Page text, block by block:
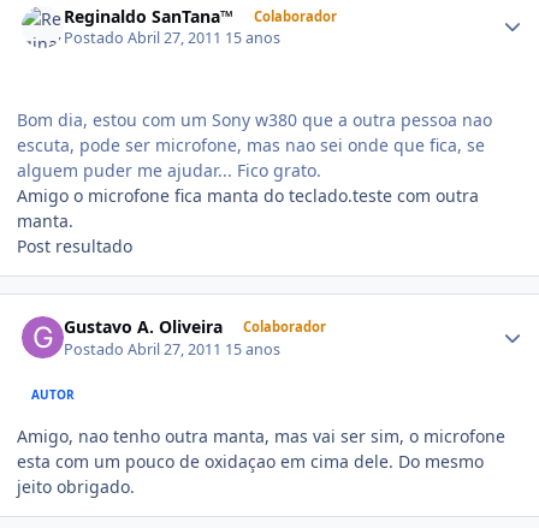
Reginaldo SanTana™ Colaborador
PostadoAbril 27, 2011 15 anos
Bom dia, estou com um Sony w380 que a outra pessoa nao
escuta, pode ser microfone, mas nao sei onde que fica, se
alguem puder me ajudar... Fico grato.
Amigo o microfone fica manta do teclado.teste com outra
manta.
Post resultado
Gustavo A. Oliveira Colaborador
PostadoAbril 27, 2011 15 anos
AUTOR
Amigo, nao tenho outra manta, mas vai ser sim, o microfone
esta com um pouco de oxidaçao em cima dele. Do mesmo
jeito obrigado.